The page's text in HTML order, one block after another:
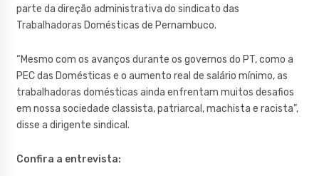
parte da direção administrativa do sindicato das
Trabalhadoras Domésticas de Pernambuco.
“Mesmo com os avanços durante os governos do PT, como a
PEC das Domésticas e o aumento real de salário mínimo, as
trabalhadoras domésticas ainda enfrentam muitos desafios
em nossa sociedade classista, patriarcal, machista e racista”,
disse a dirigente sindical.
Confira a entrevista: